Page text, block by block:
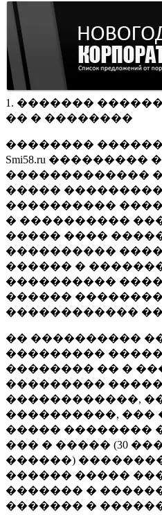
1. �������
�� � ��������
��������
Smi58.ru ���������
�������������
�����
����������
� ����������
����� ����
����������
������ �
����������
������
������������
�� ����������
���������
�������� �� �
���������
������������,
����������, ���
����� ��������
��� � ����� (30
������)
������ �����
������� �
������� �